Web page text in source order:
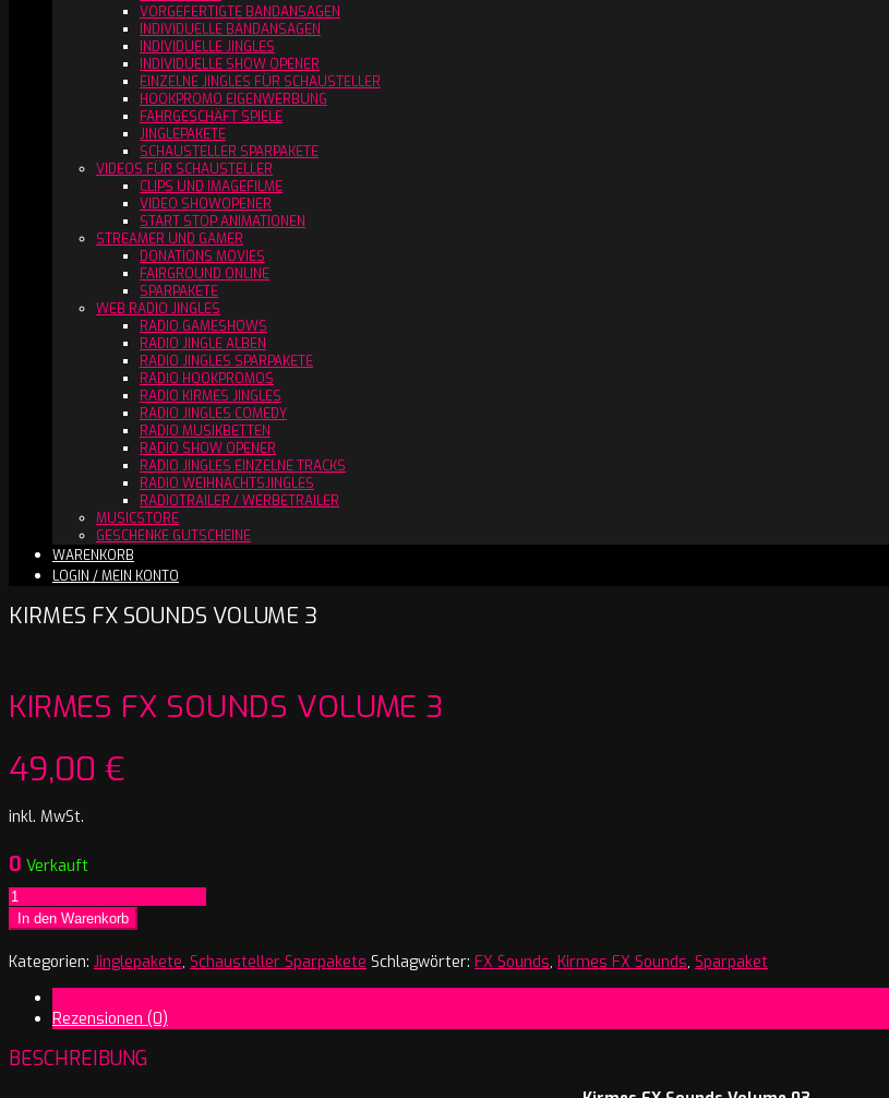
VORGEFERTIGTE BANDANSAGEN
INDIVIDUELLE BANDANSAGEN
INDIVIDUELLE JINGLES
INDIVIDUELLE SHOW OPENER
EINZELNE JINGLES FÜR SCHAUSTELLER
HOOKPROMO EIGENWERBUNG
FAHRGESCHÄFT SPIELE
JINGLEPAKETE
SCHAUSTELLER SPARPAKETE
VIDEOS FÜR SCHAUSTELLER
CLIPS UND IMAGEFILME
VIDEO SHOWOPENER
START STOP ANIMATIONEN
STREAMER UND GAMER
DONATIONS MOVIES
FAIRGROUND ONLINE
SPARPAKETE
WEB RADIO JINGLES
RADIO GAMESHOWS
RADIO JINGLE ALBEN
RADIO JINGLES SPARPAKETE
RADIO HOOKPROMOS
RADIO KIRMES JINGLES
RADIO JINGLES COMEDY
RADIO MUSIKBETTEN
RADIO SHOW OPENER
RADIO JINGLES EINZELNE TRACKS
RADIO WEIHNACHTSJINGLES
RADIOTRAILER / WERBETRAILER
MUSICSTORE
GESCHENKE GUTSCHEINE
WARENKORB
LOGIN / MEIN KONTO
KIRMES FX SOUNDS VOLUME 3
KIRMES FX SOUNDS VOLUME 3
49,00 €
inkl. MwSt.
0 Verkauft
Kirmes
FX
Sounds
Volume
Menge
In den Warenkorb
Kategorien: Jinglepakete, Schausteller Sparpakete Schlagwörter: FX Sounds, Kirmes FX Sounds, Sparpaket
Rezensionen (0)
BESCHREIBUNG